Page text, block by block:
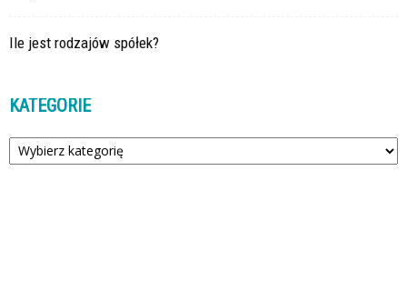
Ile jest rodzajów spółek?
KATEGORIE
Kategorie